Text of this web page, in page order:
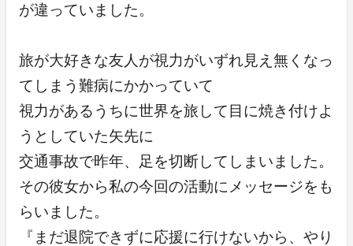
が違っていました。
旅が大好きな友人が視力がいずれ見え無くなっ
てしまう難病にかかっていて
視力があるうちに世界を旅して目に焼き付けよ
うとしていた矢先に
交通事故で昨年、足を切断してしまいました。
その彼女から私の今回の活動にメッセージをも
らいました。
『まだ退院できずに応援に行けないから、やり